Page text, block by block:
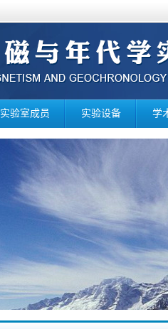
实验室成员 实验设备 学